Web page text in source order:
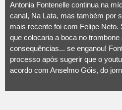
Antonia Fontenelle continua na
canal, Na Lata, mas também por
mais recente foi com Felipe Neto.
que colocaria a boca no
consequências... se enganou!
processo após sugerir que o
acordo com Anselmo Góis, do
Ministério Público do Rio de